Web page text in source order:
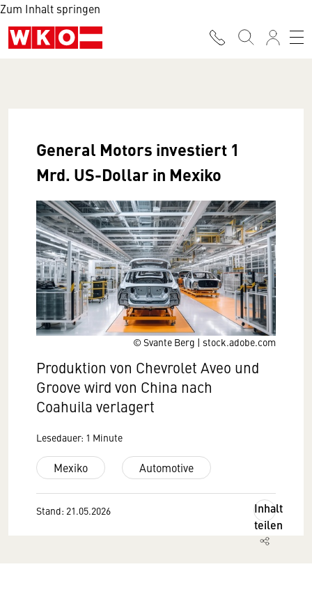
Zum Inhalt springen
© Svante Berg | stock.adobe.com
General Motors investiert 1
Mrd. US-Dollar in Mexiko
Produktion von Chevrolet Aveo und
Groove wird von China nach
Coahuila verlagert
Lesedauer: 1 Minute
Mexiko Automotive
Stand: 21.05.2026
Inhalt
teilen